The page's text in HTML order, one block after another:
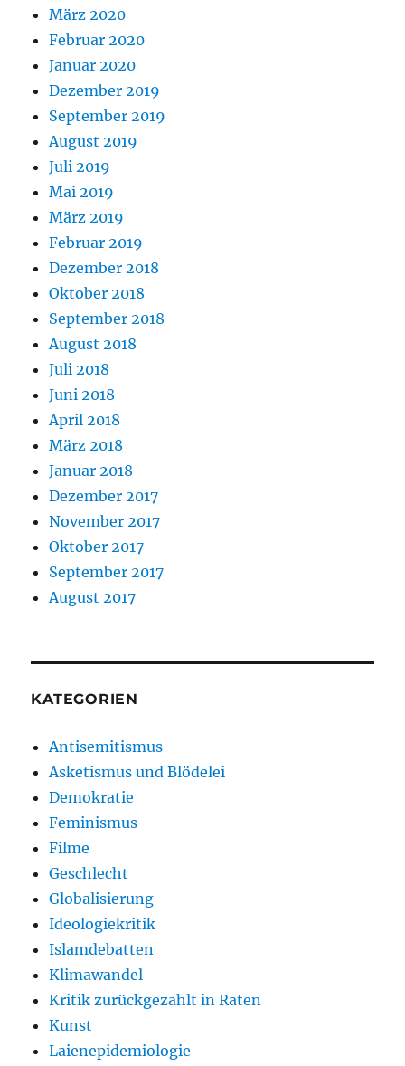
März 2020
Februar 2020
Januar 2020
Dezember 2019
September 2019
August 2019
Juli 2019
Mai 2019
März 2019
Februar 2019
Dezember 2018
Oktober 2018
September 2018
August 2018
Juli 2018
Juni 2018
April 2018
März 2018
Januar 2018
Dezember 2017
November 2017
Oktober 2017
September 2017
August 2017
KATEGORIEN
Antisemitismus
Asketismus und Blödelei
Demokratie
Feminismus
Filme
Geschlecht
Globalisierung
Ideologiekritik
Islamdebatten
Klimawandel
Kritik zurückgezahlt in Raten
Kunst
Laienepidemiologie